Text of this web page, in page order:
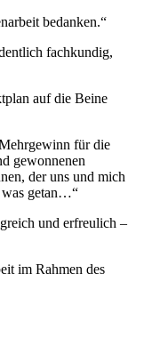
bedanken.“
fachkundig,
auf die Beine
für die
gewonnenen
der uns und mich
was getan…“
und erfreulich –
im Rahmen des